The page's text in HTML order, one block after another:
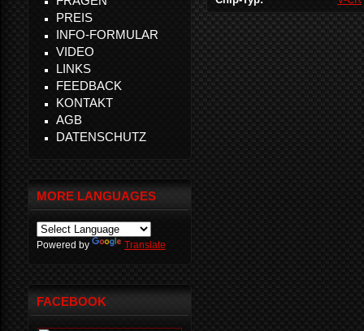
PREIS
INFO-FORMULAR
VIDEO
LINKS
FEEDBACK
KONTAKT
AGB
DATENSCHUTZ
MORE LANGUAGES
Powered by Translate
FACEBOOK